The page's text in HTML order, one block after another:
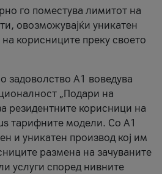
го поместува лимитот на
овозможувајќи уникатен
корисниците преку своето
задоволство А1 воведува
„Подари на
резидентните корисници на
тарифните модели. Со A1
и уникатен производ кој им
размена на зачуваните
услуги според нивните